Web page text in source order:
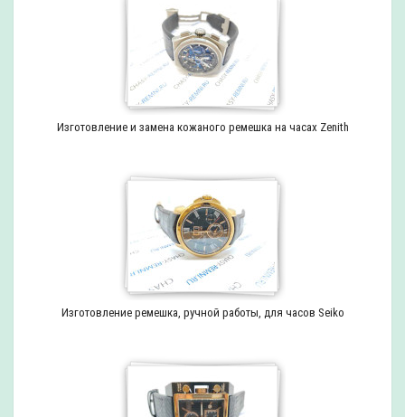
Изготовление и замена кожаного ремешка на часах Zenith
Изготовление ремешка, ручной работы, для часов Seiko